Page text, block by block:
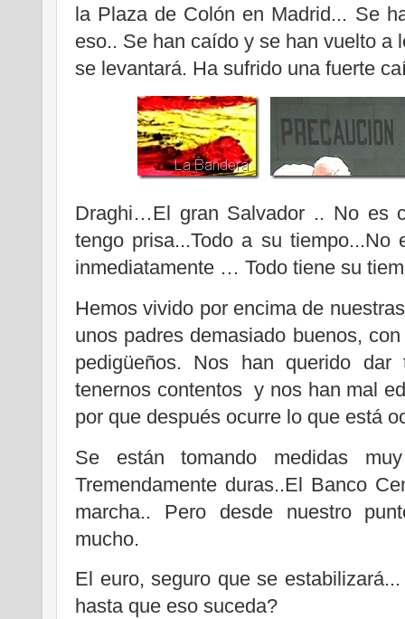
la Plaza de Colón en Madrid... Se
eso.. Se han caído y se han vuelto a
se levantará. Ha sufrido una fuerte
Draghi…El gran Salvador .. No es
tengo prisa...Todo a su tiempo...No
inmediatamente … Todo tiene su
Hemos vivido por encima de
unos padres demasiado buenos,
pedigüeños. Nos han querido
tenernos contentos y nos han mal
por que después ocurre lo que está
Se están tomando medidas muy
Tremendamente duras..El Banco
marcha.. Pero desde nuestro
mucho.
El euro, seguro que se
hasta que eso suceda?